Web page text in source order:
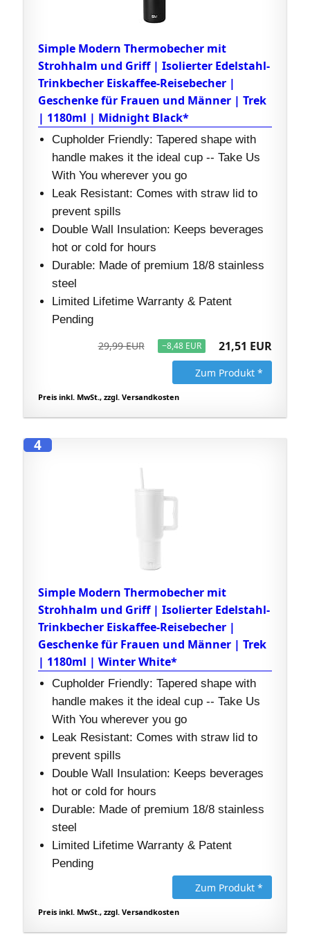
Simple Modern Thermobecher mit
Strohhalm und Griff | Isolierter Edelstahl-
Trinkbecher Eiskaffee-Reisebecher |
Geschenke für Frauen und Männer | Trek
| 1180ml | Midnight Black*
Cupholder Friendly: Tapered shape with
handle makes it the ideal cup -- Take Us
With You wherever you go
Leak Resistant: Comes with straw lid to
prevent spills
Double Wall Insulation: Keeps beverages
hot or cold for hours
Durable: Made of premium 18/8 stainless
steel
Limited Lifetime Warranty & Patent
Pending
29,99 EUR −8,48 EUR 21,51 EUR
Zum Produkt *
Preis inkl. MwSt., zzgl. Versandkosten
4
Simple Modern Thermobecher mit
Strohhalm und Griff | Isolierter Edelstahl-
Trinkbecher Eiskaffee-Reisebecher |
Geschenke für Frauen und Männer | Trek
| 1180ml | Winter White*
Cupholder Friendly: Tapered shape with
handle makes it the ideal cup -- Take Us
With You wherever you go
Leak Resistant: Comes with straw lid to
prevent spills
Double Wall Insulation: Keeps beverages
hot or cold for hours
Durable: Made of premium 18/8 stainless
steel
Limited Lifetime Warranty & Patent
Pending
Zum Produkt *
Preis inkl. MwSt., zzgl. Versandkosten